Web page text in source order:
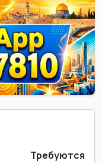
Требуются